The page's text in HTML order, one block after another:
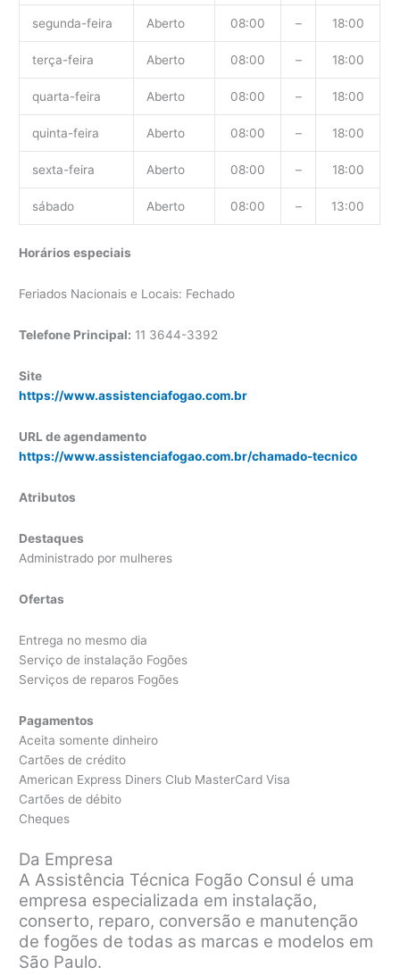
segunda-feira Aberto 08:00 – 18:00
terça-feira Aberto 08:00 – 18:00
quarta-feira Aberto 08:00 – 18:00
quinta-feira Aberto 08:00 – 18:00
sexta-feira Aberto 08:00 – 18:00
sábado Aberto 08:00 – 13:00
Horários especiais
Feriados Nacionais e Locais: Fechado
Telefone Principal: 11 3644-3392
Site
https://www.assistenciafogao.com.br
URL de agendamento
https://www.assistenciafogao.com.br/chamado-tecnico
Atributos
Destaques
Administrado por mulheres
Ofertas
Entrega no mesmo dia
Serviço de instalação Fogões
Serviços de reparos Fogões
Pagamentos
Aceita somente dinheiro
Cartões de crédito
American Express Diners Club MasterCard Visa
Cartões de débito
Cheques
Da Empresa
A Assistência Técnica Fogão Consul é uma
empresa especializada em instalação,
conserto, reparo, conversão e manutenção
de fogões de todas as marcas e modelos em
São Paulo.